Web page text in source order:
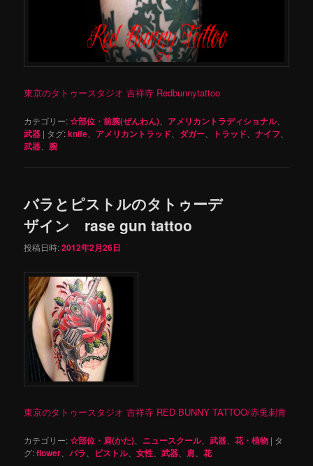
東京のタトゥースタジオ 吉祥寺 Redbunnytattoo
カテゴリー:☆部位・前腕(ぜんわん) アメリカントラディショナル、
武器 | タグ:knife アメリカントラッド ダガー トラッド 、ナイフ
武器 腕
バラとピストルのタトゥーデ
ザイン rase gun tattoo
投稿日時:2012年2月26日
東京のタトゥースタジオ 吉祥寺 RED BUNNY TATTOO/赤兎刺青
カテゴリー:☆部位・肩(かた) ニュースクール、武器 、花・植物 | タ
グ:flower 、バラ ピストル、女性 、武器 肩 、花